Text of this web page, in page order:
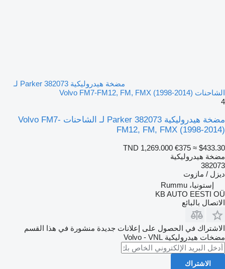
مضخة هيدروليكية Parker 382073 لـ
الشاحنات Volvo FM7-FM12, FM, FMX (1998-2014)
4
مضخة هيدروليكية Parker 382073 لـ الشاحنات Volvo FM7-
FM12, FM, FMX (1998-2014)
TND 1,269.000 €375 ≈ $433.30
مضخة هيدروليكية
382073
ديزل / مازوت
إستونيا، Rummu
KB AUTO EESTI OÜ
الاتصال بالبائع
الاشتراك في الحصول على إعلانات جديدة منشورة في هذا القسم
مضخات هيدروليكية Volvo - VNL
الاشتراك